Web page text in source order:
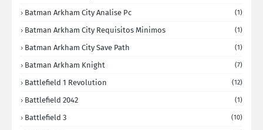
Batman Arkham City Analise Pc (1)
Batman Arkham City Requisitos Minimos (1)
Batman Arkham City Save Path (1)
Batman Arkham Knight (7)
Battlefield 1 Revolution (12)
Battlefield 2042 (1)
Battlefield 3 (10)